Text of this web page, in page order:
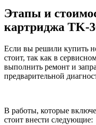
Этапы и
картриджа TK-
Если вы решили купить
стоит, так как в
выполнить ремонт и
предварительной
В работы, которые
стоит внести следующие: